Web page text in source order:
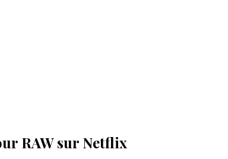
RAW sur Netflix